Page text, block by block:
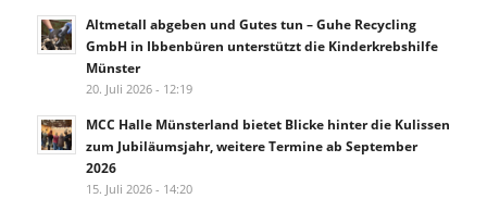
Altmetall abgeben und Gutes tun – Guhe Recycling
GmbH in Ibbenbüren unterstützt die Kinderkrebshilfe
Münster
20. Juli 2026 - 12:19
MCC Halle Münsterland bietet Blicke hinter die Kulissen
zum Jubiläumsjahr, weitere Termine ab September
2026
15. Juli 2026 - 14:20